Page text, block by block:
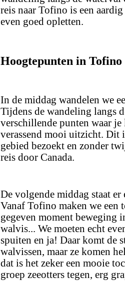
reis naar Tofino is een
even goed opletten.
Hoogtepunten in Tofino
In de middag wandelen we
Tijdens de wandeling langs
verschillende punten waar je
verassend mooi uitzicht. Dit
gebied bezoekt en zonder
reis door Canada.
De volgende middag staat
Vanaf Tofino maken we een
gegeven moment beweging
walvis... We moeten echt
spuiten en ja! Daar komt de
walvissen, maar ze komen
dat is het zeker een mooie
groep zeeotters tegen, erg